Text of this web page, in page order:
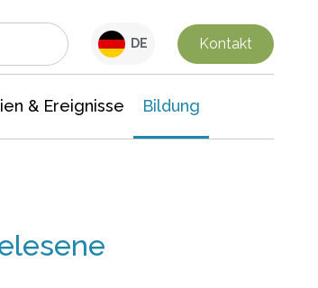
DE Kontakt
& Ereignisse Bildung